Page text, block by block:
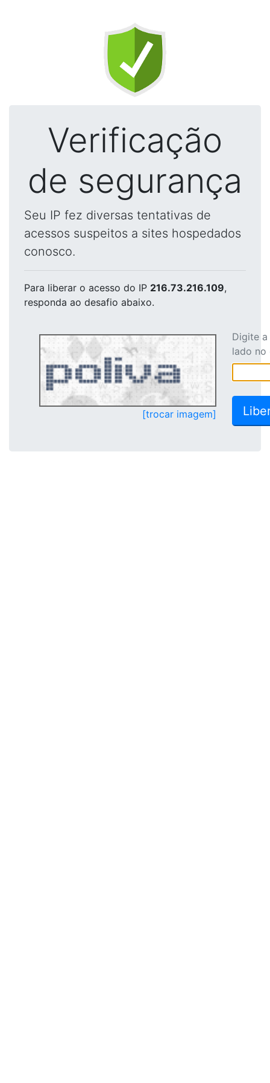
Verificação
de segurança
Seu IP fez diversas tentativas de
acessos suspeitos a sites hospedados
conosco.
Para liberar o acesso do IP 216.73.216.109,
responda ao desafio abaixo.
[trocar imagem]
Digite
lado no